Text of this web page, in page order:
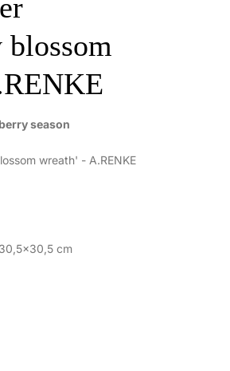
season
wreath' - A.RENKE
cm